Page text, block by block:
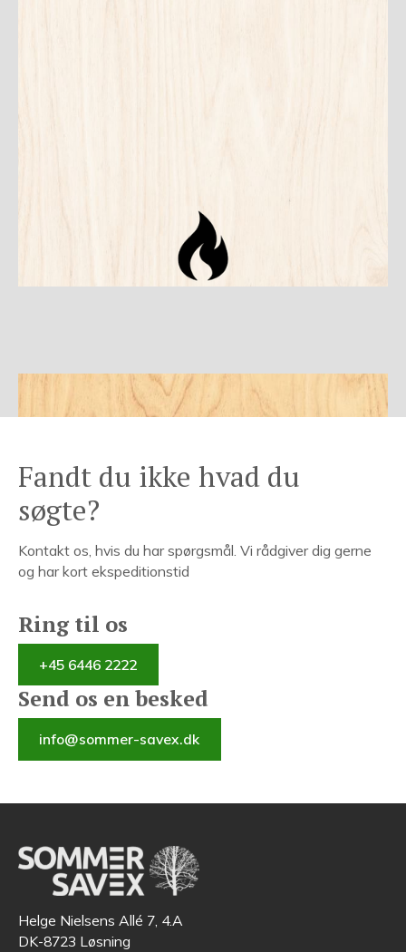
Fandt du ikke hvad du
søgte?
Kontakt os, hvis du har spørgsmål. Vi rådgiver dig gerne
og har kort ekspeditionstid
Ring til os
+45 6446 2222
Send os en besked
info@sommer-savex.dk
Helge Nielsens Allé 7, 4.A
DK-8723 Løsning